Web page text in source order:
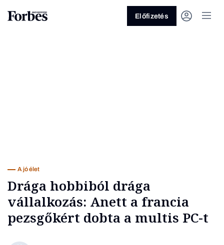
Előfizetés
A jó élet
Drága hobbiból drága
vállalkozás: Anett a francia
pezsgőkért dobta a multis PC-t